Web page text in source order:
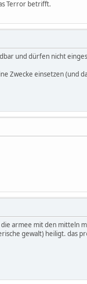
Terror betrifft.
und dürfen nicht
Zwecke einsetzen (und
armee mit den mitteln
gewalt) heiligt. das